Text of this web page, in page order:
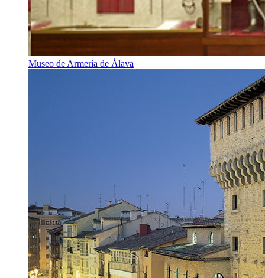
Museo de Armería de Álava